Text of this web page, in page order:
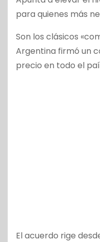
para quienes más
Son los clásicos
Argentina firmó un
precio en todo el
El acuerdo rige